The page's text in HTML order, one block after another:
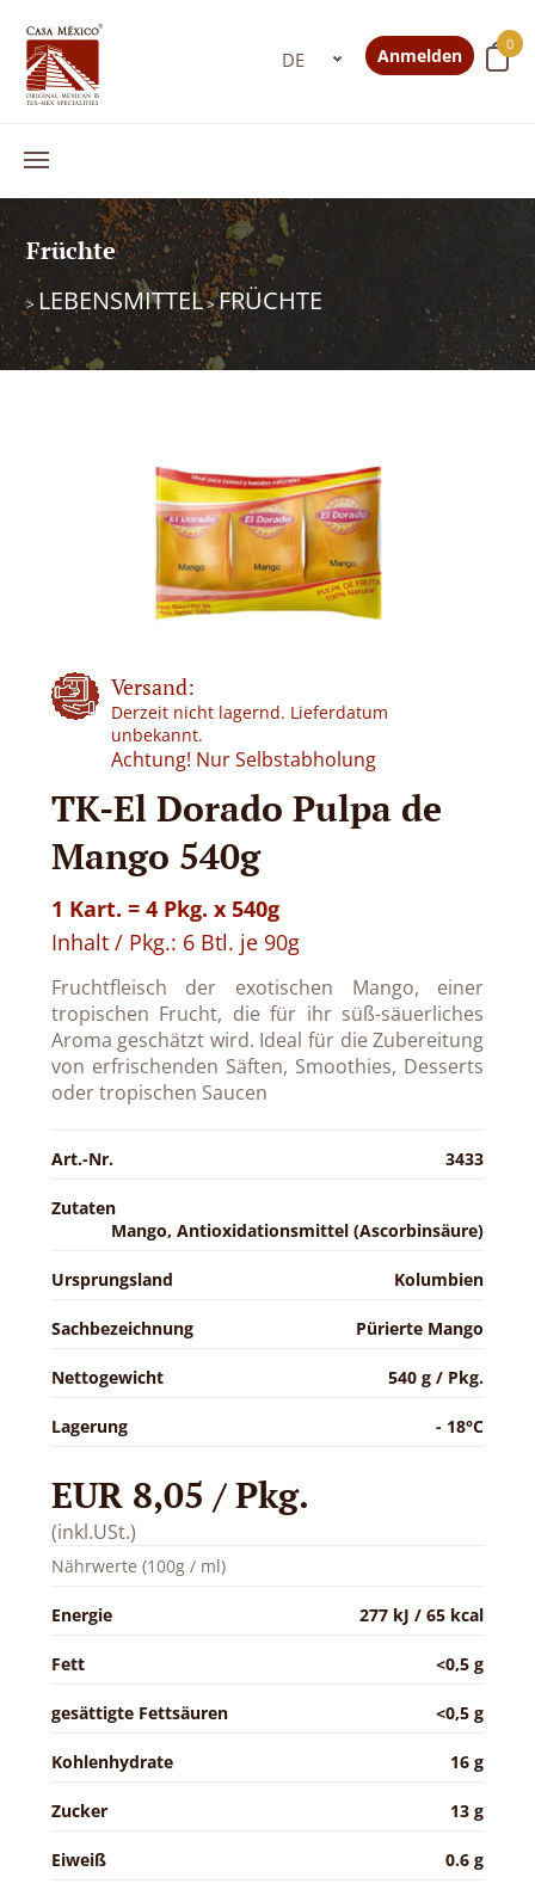
0
Anmelden
Früchte
> LEBENSMITTEL>FRÜCHTE
Versand:
Derzeit nicht lagernd. Lieferdatum
unbekannt.
Achtung! Nur Selbstabholung
TK-El Dorado Pulpa de
Mango 540g
1 Kart. = 4 Pkg. x 540g
Inhalt / Pkg.: 6 Btl. je 90g
Fruchtfleisch der exotischen Mango, einer
tropischen Frucht, die für ihr süß-säuerliches
Aroma geschätzt wird. Ideal für die Zubereitung
von erfrischenden Säften, Smoothies, Desserts
oder tropischen Saucen
Art.-Nr. 3433
Zutaten
Mango, Antioxidationsmittel (Ascorbinsäure)
Ursprungsland Kolumbien
Sachbezeichnung Pürierte Mango
Nettogewicht 540 g / Pkg.
Lagerung - 18°C
EUR 8,05 / Pkg.
(inkl.USt.)
Nährwerte (100g / ml)
Energie 277 kJ / 65 kcal
Fett <0,5 g
gesättigte Fettsäuren <0,5 g
Kohlenhydrate 16 g
Zucker 13 g
Eiweiß 0.6 g